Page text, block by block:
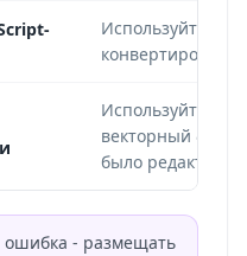
Используйте
конвертировать
Используйте
векторный файл
было
ошибка - размещать